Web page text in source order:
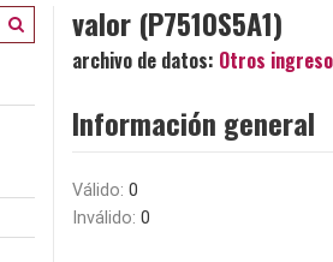
valor (P7510S5A1)
archivo de datos: Otros
Información general
Válido: 0
Inválido: 0